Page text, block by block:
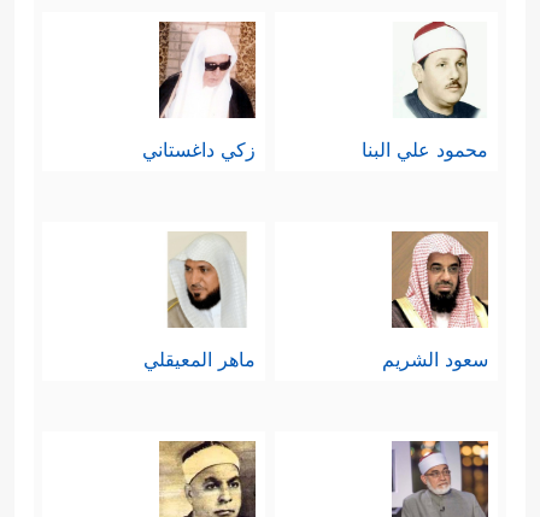
محمود علي البنا زكي داغستاني
سعود الشريم ماهر المعيقلي